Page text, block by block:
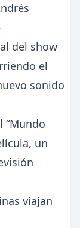
del show
el
sonido
“Mundo
un
viajan